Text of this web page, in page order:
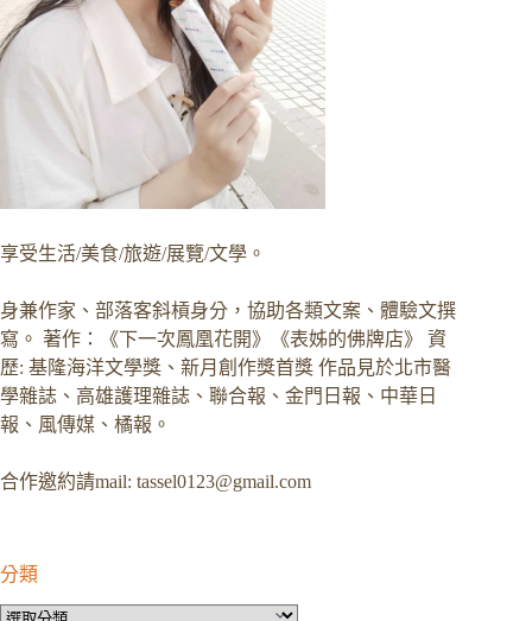
享受生活/美食/旅遊/展覽/文學。
身兼作家、部落客斜槓身分，協助各類文案、體驗文撰
寫。 著作：《下一次鳳凰花開》《表姊的佛牌店》 資
歷: 基隆海洋文學獎、新月創作獎首獎 作品見於北市醫
學雜誌、高雄護理雜誌、聯合報、金門日報、中華日
報、風傳媒、橘報。
合作邀約請mail: tassel0123@gmail.com
分類
分